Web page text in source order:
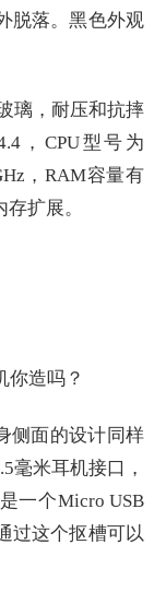
脱落。黑色外观
璃，耐压和抗摔
，CPU型号为
，RAM容量有
扩展。
侧面的设计同样
毫米耳机接口，
一个Micro USB
过这个抠槽可以